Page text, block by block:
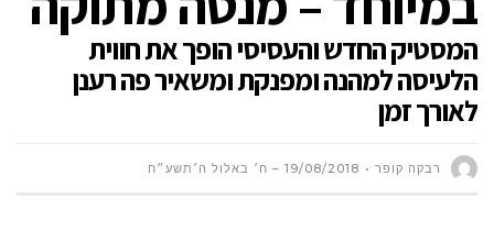
המסטיק החדש והעסיסי הופך את חווית
הלעיסה למהנה ומפנקת ומשאיר פה רענן
לאורך זמן
רבקה קופר 19/08/2018 – ח׳ באלול ה׳תשע״ח